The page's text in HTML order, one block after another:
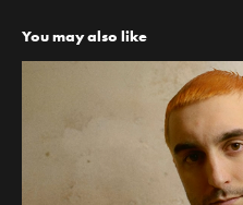
You may also like